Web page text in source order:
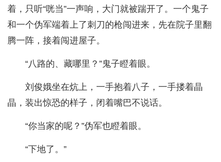
着，只听“咣当”一声响，大门就被踹开了。一个鬼子
和一个伪军端着上了刺刀的枪闯进来，先在院子里翻
腾一阵，接着闯进屋子。
“八路的、藏哪里？”鬼子瞪着眼。
刘俊娥坐在炕上，一手抱着八子，一手搂着晶
晶，装出惊恐的样子，闭着嘴巴不说话。
“你当家的呢？”伪军也瞪着眼。
“下地了。”